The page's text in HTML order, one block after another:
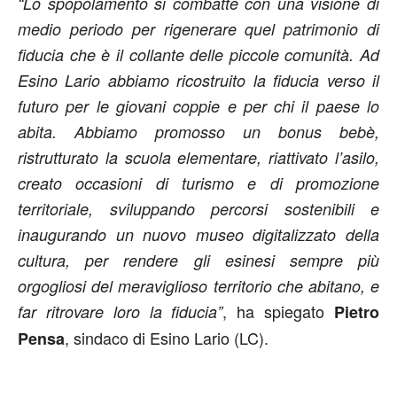
medio periodo per rigenerare quel patrimonio di
fiducia che è il collante delle piccole comunità. Ad
Esino Lario abbiamo ricostruito la fiducia verso il
futuro per le giovani coppie e per chi il paese lo
abita. Abbiamo promosso un bonus bebè,
ristrutturato la scuola elementare, riattivato l’asilo,
creato occasioni di turismo e di promozione
territoriale, sviluppando percorsi sostenibili e
inaugurando un nuovo museo digitalizzato della
cultura, per rendere gli esinesi sempre più
orgogliosi del meraviglioso territorio che abitano, e
far ritrovare loro la fiducia”, ha spiegato Pietro
Pensa, sindaco di Esino Lario (LC).